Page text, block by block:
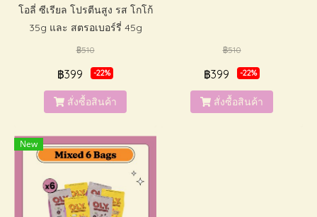
โอลี่ ซีเรียล โปรตีนสูง รส โกโก้
35g และ สตรอเบอร์รี่ 45g
(เซ็ต 6 ถุง)
฿510
฿399 -22%
สั่งซื้อสินค้า
฿510
฿399 -22%
สั่งซื้อสินค้า
New